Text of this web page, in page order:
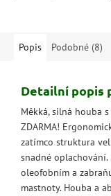
Popis Podobné (8)
Detailní popis
Měkká, silná houba
ZDARMA!
zatímco struktura
snadné
oleofobním a
mastnoty. Houba a